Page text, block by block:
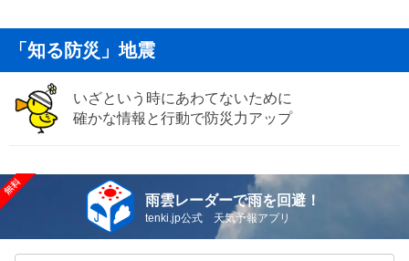
「知る防災」地震
いざという時にあわてないために
確かな情報と行動で防災力アップ
雨雲レーダーで雨を回避！
tenki.jp公式 天気予報アプリ